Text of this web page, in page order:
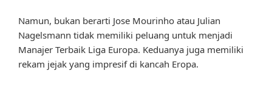
Namun, bukan berarti Jose Mourinho atau Julian
Nagelsmann tidak memiliki peluang untuk menjadi
Manajer Terbaik Liga Europa. Keduanya juga memiliki
rekam jejak yang impresif di kancah Eropa.